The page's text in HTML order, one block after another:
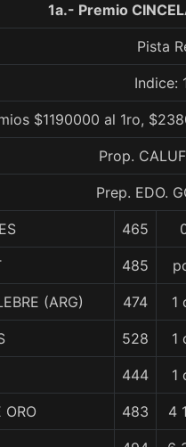
1a.- Premio
Pista
Indice:
$1190000 al 1ro,
Prop.
Prep. EDO.
465
485
(ARG) 474 1
528 1
444 1
ORO 483 4